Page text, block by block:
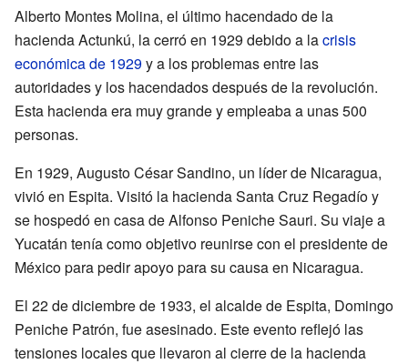
Alberto Montes Molina, el último hacendado de la
hacienda Actunkú, la cerró en 1929 debido a lacrisis
económica de 1929y a los problemas entre las
autoridades y los hacendados después de la revolución.
Esta hacienda era muy grande y empleaba a unas 500
personas.
En 1929, Augusto César Sandino, un líder de Nicaragua,
vivió en Espita. Visitó la hacienda Santa Cruz Regadío y
se hospedó en casa de Alfonso Peniche Sauri. Su viaje a
Yucatán tenía como objetivo reunirse con el presidente de
México para pedir apoyo para su causa en Nicaragua.
El 22 de diciembre de 1933, el alcalde de Espita, Domingo
Peniche Patrón, fue asesinado. Este evento reflejó las
tensiones locales que llevaron al cierre de la hacienda